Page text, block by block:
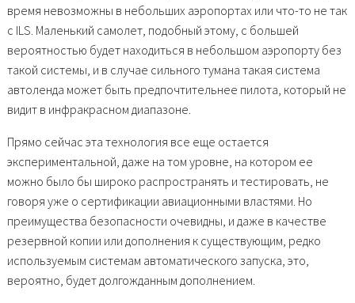
время невозможны в небольших аэропортах или что-то не так
с ILS. Маленький самолет, подобный этому, с большей
вероятностью будет находиться в небольшом аэропорту без
такой системы, и в случае сильного тумана такая система
автоленда может быть предпочтительнее пилота, который не
видит в инфракрасном диапазоне.
Прямо сейчас эта технология все еще остается
экспериментальной, даже на том уровне, на котором ее
можно было бы широко распространять и тестировать, не
говоря уже о сертификации авиационными властями. Но
преимущества безопасности очевидны, и даже в качестве
резервной копии или дополнения к существующим, редко
используемым системам автоматического запуска, это,
вероятно, будет долгожданным дополнением.